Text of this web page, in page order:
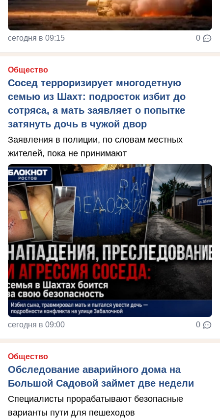
сегодня в 09:15 0
Общество
Сосед терроризирует многодетную
семью из Шахт: подросток избит до
сотряса, а мать заявляет о попытке
затянуть дочь в чужой двор
Заявления в полиции, по словам местных
жителей, пока не принимают
сегодня в 09:00 0
Общество
Обследование аварийного дома на
Большой Садовой займет две недели
Специалисты прорабатывают безопасные
варианты пути для пешеходов